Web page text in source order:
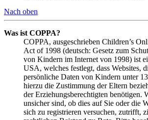
Nach oben
Was ist COPPA?
COPPA, ausgeschrieben Children’s
Act of 1998 (deutsch: Gesetz zum
von Kindern im Internet von 1998) ist
USA, welches festlegt, dass Websites,
persönliche Daten von Kindern unter
hierzu die Zustimmung der Eltern
der Erziehungsberechtigten benötigen.
unsicher sind, ob dies auf Sie oder die
sich zu registrieren versuchen, zutrifft,